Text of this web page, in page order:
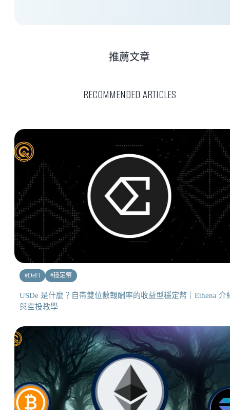
RECOMMENDED ARTICLES
推薦文章
#DeFi #穩定幣
USDe 是什麼？自帶雙位數報酬率的收益型穩定幣｜Ethena 介
與空投教學